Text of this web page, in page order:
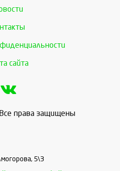
сайта
права защищены
5\3